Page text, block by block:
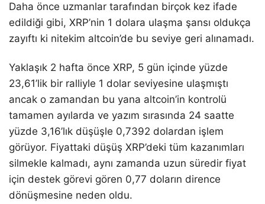
Daha önce uzmanlar tarafından birçok kez ifade
edildiği gibi, XRP’nin 1 dolara ulaşma şansı oldukça
zayıftı ki nitekim altcoin’de bu seviye geri alınamadı.
Yaklaşık 2 hafta önce XRP, 5 gün içinde yüzde
23,61’lik bir ralliyle 1 dolar seviyesine ulaşmıştı
ancak o zamandan bu yana altcoin’in kontrolü
tamamen ayılarda ve yazım sırasında 24 saatte
yüzde 3,16’lık düşüşle 0,7392 dolardan işlem
görüyor. Fiyattaki düşüş XRP’deki tüm kazanımları
silmekle kalmadı, aynı zamanda uzun süredir fiyat
için destek görevi gören 0,77 doların dirence
dönüşmesine neden oldu.